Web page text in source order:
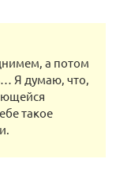
а потом
Я думаю, что,
такое